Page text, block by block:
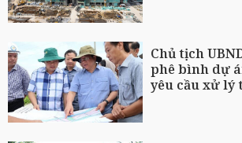
Chủ tịch
phê bình dự
yêu cầu xử